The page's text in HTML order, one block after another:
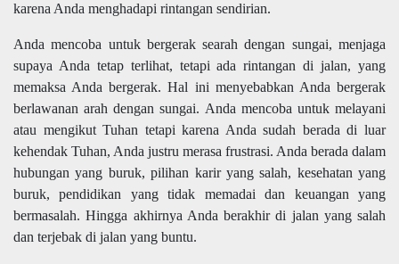
karena Anda menghadapi rintangan sendirian.
Anda mencoba untuk bergerak searah dengan sungai, menjaga
supaya Anda tetap terlihat, tetapi ada rintangan di jalan, yang
memaksa Anda bergerak. Hal ini menyebabkan Anda bergerak
berlawanan arah dengan sungai. Anda mencoba untuk melayani
atau mengikut Tuhan tetapi karena Anda sudah berada di luar
kehendak Tuhan, Anda justru merasa frustrasi. Anda berada dalam
hubungan yang buruk, pilihan karir yang salah, kesehatan yang
buruk, pendidikan yang tidak memadai dan keuangan yang
bermasalah. Hingga akhirnya Anda berakhir di jalan yang salah
dan terjebak di jalan yang buntu.